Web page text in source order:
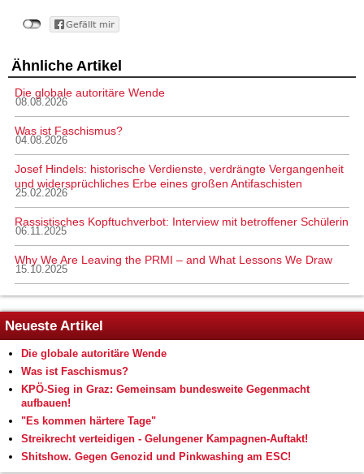
Ähnliche Artikel
Die globale autoritäre Wende
08.08.2026
Was ist Faschismus?
04.08.2026
Josef Hindels: historische Verdienste, verdrängte Vergangenheit
und widersprüchliches Erbe eines großen Antifaschisten
25.02.2026
Rassistisches Kopftuchverbot: Interview mit betroffener Schülerin
06.11.2025
Why We Are Leaving the PRMI – and What Lessons We Draw
15.10.2025
Neueste Artikel
Die globale autoritäre Wende
Was ist Faschismus?
KPÖ-Sieg in Graz: Gemeinsam bundesweite Gegenmacht
aufbauen!
"Es kommen härtere Tage"
Streikrecht verteidigen - Gelungener Kampagnen-Auftakt!
Shitshow. Gegen Genozid und Pinkwashing am ESC!